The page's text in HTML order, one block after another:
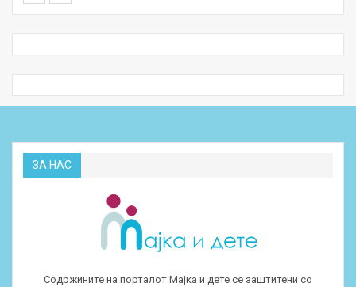
ЗА НАС
Содржините на порталот Мајка и дете се заштитени со